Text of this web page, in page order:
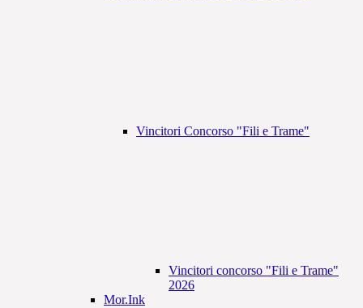
Vincitori Concorso "Fili e Trame"
Vincitori concorso "Fili e Trame"
2026
Mor.Ink